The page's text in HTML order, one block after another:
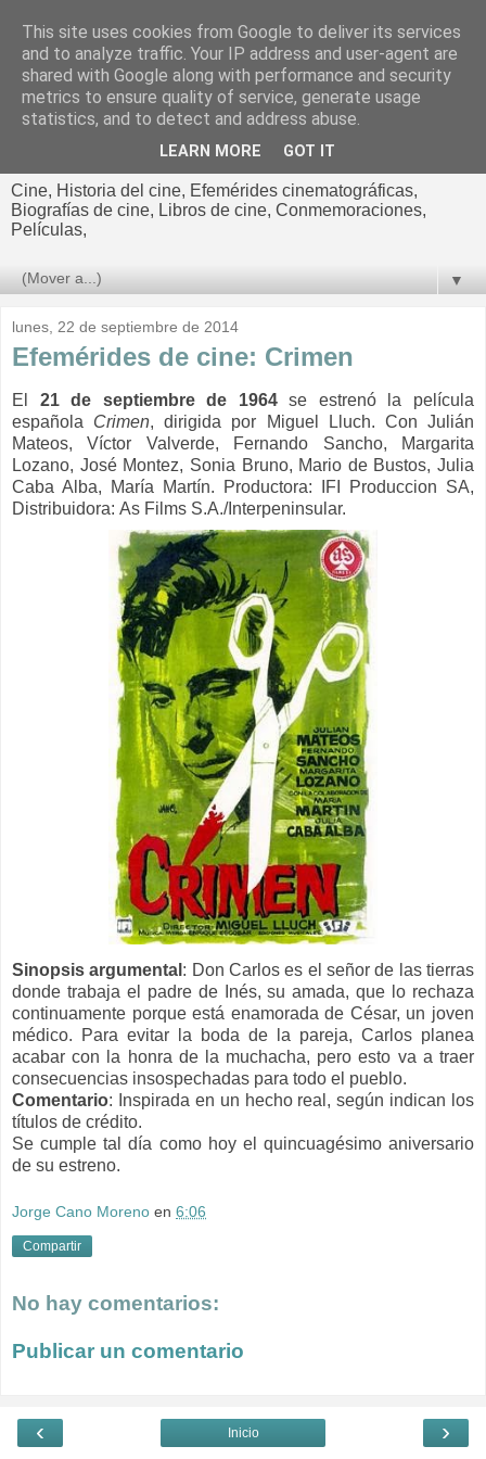
El cultural
cinematográfico de Jorge
Cine, Historia del cine, Efemérides cinematográficas,
Biografías de cine, Libros de cine, Conmemoraciones,
Películas,
▼
lunes, 22 de septiembre de 2014
Efemérides de cine: Crimen
El 21 de septiembre de 1964se estrenó la película
española Crimen, dirigida por Miguel Lluch. Con Julián
Mateos, Víctor Valverde, Fernando Sancho, Margarita
Lozano, José Montez, Sonia Bruno, Mario de Bustos, Julia
Caba Alba, María Martín. Productora: IFI Produccion SA,
Distribuidora: As Films S.A./Interpeninsular.
Sinopsis argumental : Don Carlos es el señor de las tierras
donde trabaja el padre de Inés, su amada, que lo rechaza
continuamente porque está enamorada de César, un joven
médico. Para evitar la boda de la pareja, Carlos planea
acabar con la honra de la muchacha, pero esto va a traer
consecuencias insospechadas para todo el pueblo.
Comentario: Inspirada en un hecho real, según indican los
títulos de crédito.
Se cumple tal día como hoy el quincuagésimo aniversario
de su estreno.
Jorge Cano Moreno en 6:06
Compartir
No hay comentarios:
Publicar un comentario
‹ ›
Inicio
This site uses cookies from Google to deliver its services
and to analyze traffic. Your IP address and user-agent are
shared with Google along with performance and security
metrics to ensure quality of service, generate usage
statistics, and to detect and address abuse.
LEARN MORE GOT IT